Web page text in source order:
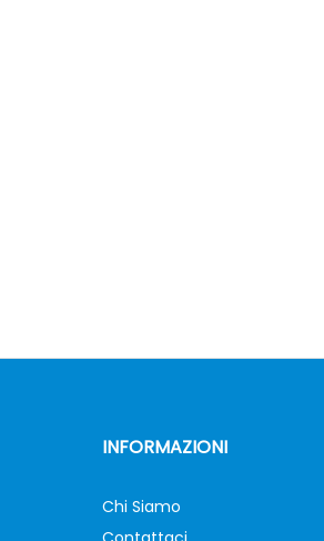
INFORMAZIONI
Chi Siamo